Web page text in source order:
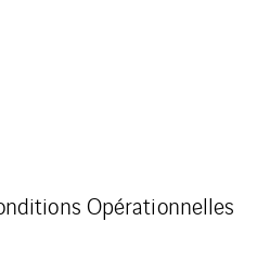
Opérationnelles